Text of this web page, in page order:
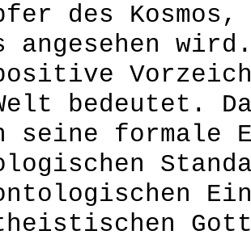
des
angesehen
bedeutet.
seine formale